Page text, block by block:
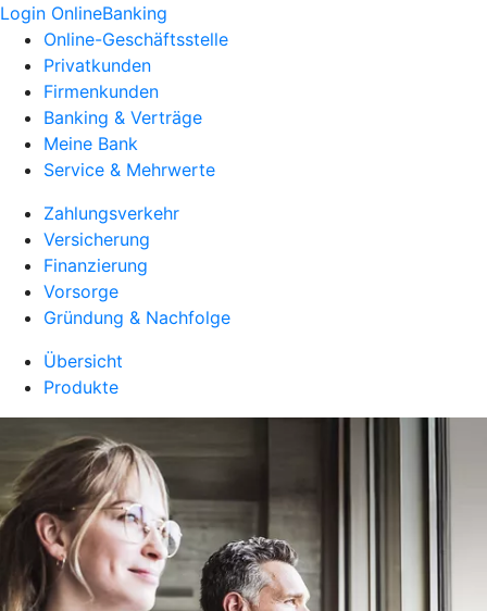
Login OnlineBanking
Online-Geschäftsstelle
Privatkunden
Firmenkunden
Banking & Verträge
Meine Bank
Service & Mehrwerte
Zahlungsverkehr
Versicherung
Finanzierung
Vorsorge
Gründung & Nachfolge
Übersicht
Produkte